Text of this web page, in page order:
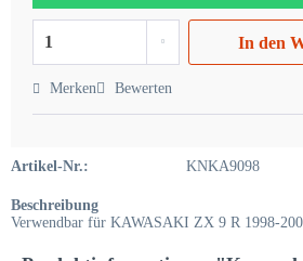
In den
Merken Bewerten
Artikel-Nr.: KNKA9098
Beschreibung
Verwendbar für KAWASAKI ZX 9 R 1998-